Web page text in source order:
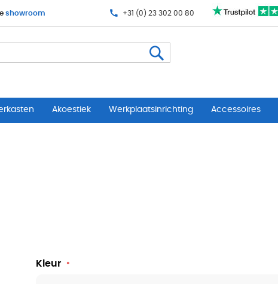
showroom +31 (0) 23 302 00 80
Akoestiek Werkplaatsinrichting Accessoires
Kleur